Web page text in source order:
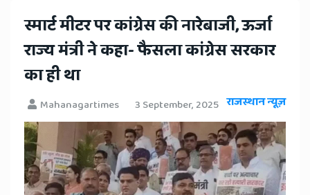
Hindi
News,
Hindi
Samachar,
Jaipur
Rajasthan
News
​स्मार्ट मीटर पर कांग्रेस की नारेबाजी, ऊर्जा
राज्य मंत्री ने कहा- फैसला कांग्रेस सरकार
का ही था
Mahanagartimes 3 September, 2025 राजस्थान न्यूज़